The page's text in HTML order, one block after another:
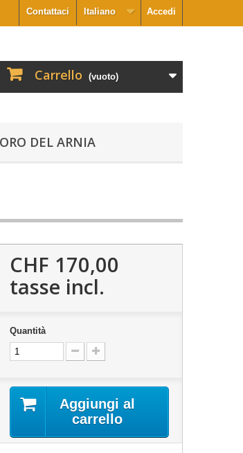
Accedi
Italiano
Contattaci
Carrello (vuoto)
ORO DEL ARNIA
CHF 170,00
tasse incl.
Quantità
Aggiungi al
carrello